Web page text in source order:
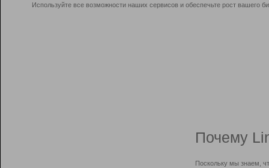
Используйте все возможности наших сервисов и обеспечьте рост вашего
Почему
Поскольку мы знаем,